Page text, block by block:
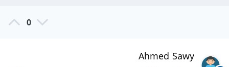
0
Ahmed Sawy